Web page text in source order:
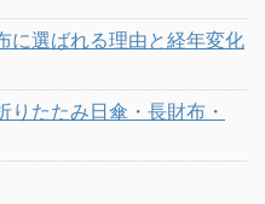
に選ばれる理由と経年変化
たたみ日傘・長財布・